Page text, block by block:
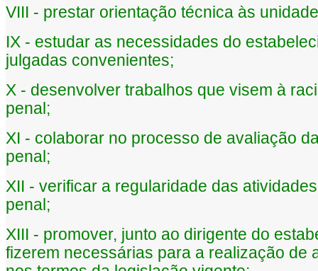
VIII - prestar orientação técnica às
IX - estudar as necessidades do
julgadas convenientes;
X - desenvolver trabalhos que visem à
penal;
XI - colaborar no processo de avaliação
penal;
XII - verificar a regularidade das
penal;
XIII - promover, junto ao dirigente do
fizerem necessárias para a realização de